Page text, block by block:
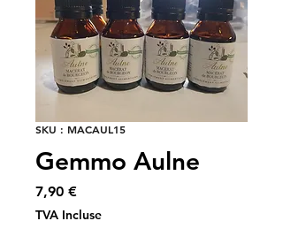
SKU : MACAUL15
Gemmo Aulne
7,90 €Prix
TVA Incluse